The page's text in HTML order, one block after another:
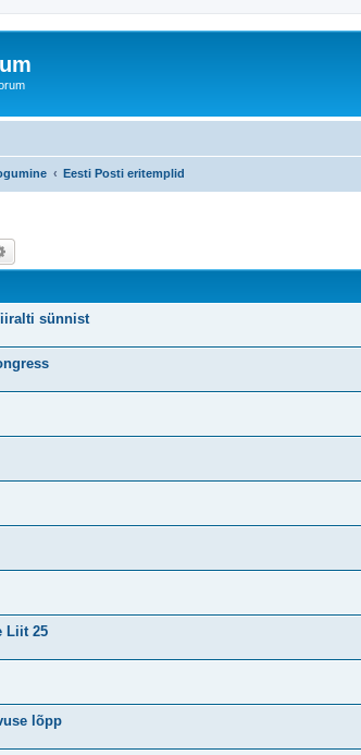
Eesti Posti eritemplid
sünnist
Liit 25
lõpp